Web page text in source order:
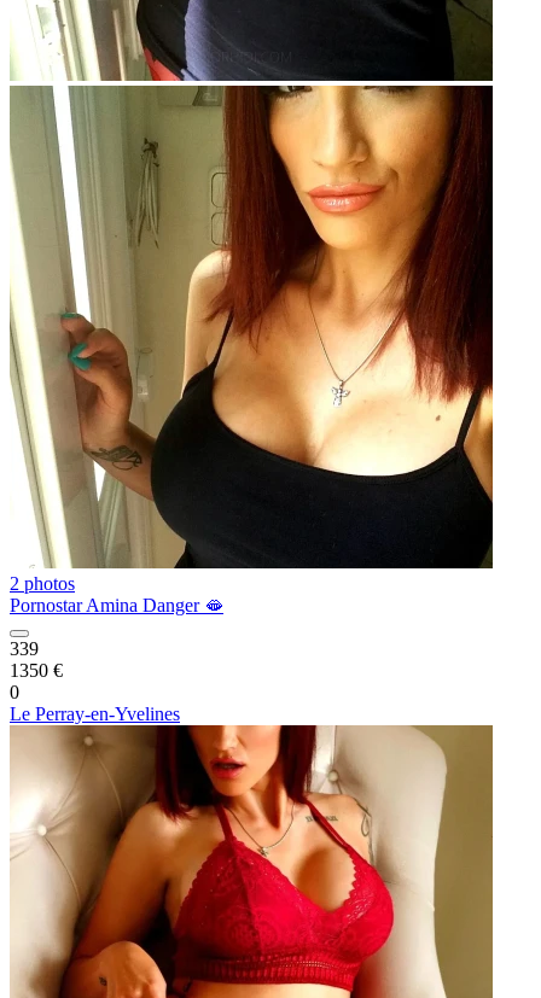
2 photos
Pornostar Amina Danger 🫦
339
1350 €
0
Le Perray-en-Yvelines